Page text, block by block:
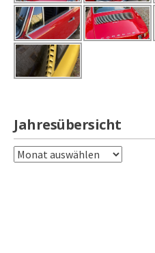
Jahresübersicht
Jahresübersicht